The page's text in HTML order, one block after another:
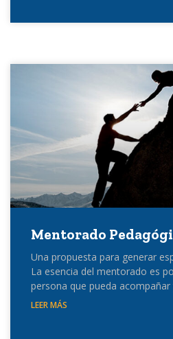
Mentorado
Una propuesta para generar
La esencia del mentorado es
persona que pueda
LEER MÁS